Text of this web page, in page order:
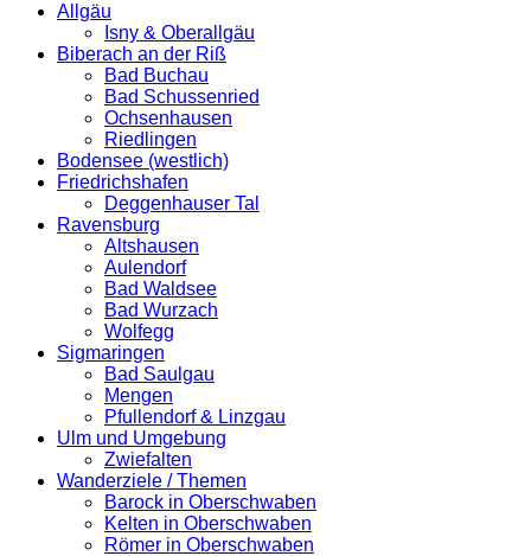
Allgäu
Isny & Oberallgäu
Biberach an der Riß
Bad Buchau
Bad Schussenried
Ochsenhausen
Riedlingen
Bodensee (westlich)
Friedrichshafen
Deggenhauser Tal
Ravensburg
Altshausen
Aulendorf
Bad Waldsee
Bad Wurzach
Wolfegg
Sigmaringen
Bad Saulgau
Mengen
Pfullendorf & Linzgau
Ulm und Umgebung
Zwiefalten
Wanderziele / Themen
Barock in Oberschwaben
Kelten in Oberschwaben
Römer in Oberschwaben